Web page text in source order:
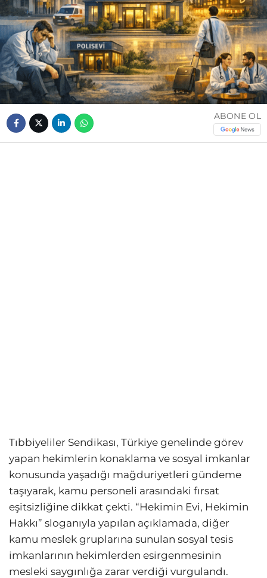
ABONE OL
Tıbbiyeliler Sendikası, Türkiye genelinde görev
yapan hekimlerin konaklama ve sosyal imkanlar
konusunda yaşadığı mağduriyetleri gündeme
taşıyarak, kamu personeli arasındaki fırsat
eşitsizliğine dikkat çekti. “Hekimin Evi, Hekimin
Hakkı” sloganıyla yapılan açıklamada, diğer
kamu meslek gruplarına sunulan sosyal tesis
imkanlarının hekimlerden esirgenmesinin
mesleki saygınlığa zarar verdiği vurgulandı.